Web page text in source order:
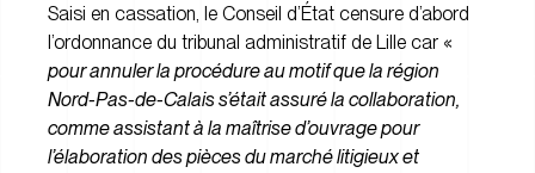
Saisi en cassation, le Conseil d’État censure d’abord
l’ordonnance du tribunal administratif de Lille car «
pour annuler la procédure au motif que la région
Nord-Pas-de-Calais s’était assuré la collaboration,
comme assistant à la maîtrise d’ouvrage pour
l’élaboration des pièces du marché litigieux et